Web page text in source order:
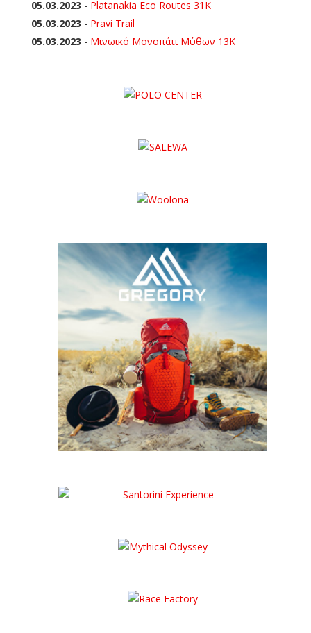
05.03.2023 - Platanakia Eco Routes 31K
05.03.2023 - Pravi Trail
05.03.2023 - Μινωικό Μονοπάτι Μύθων 13Κ